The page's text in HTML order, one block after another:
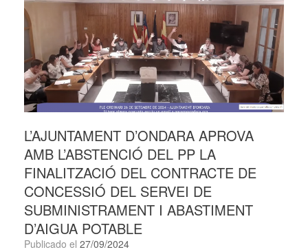
L’AJUNTAMENT D’ONDARA APROVA
AMB L’ABSTENCIÓ DEL PP LA
FINALITZACIÓ DEL CONTRACTE DE
CONCESSIÓ DEL SERVEI DE
SUBMINISTRAMENT I ABASTIMENT
D’AIGUA POTABLE
Publicado el 27/09/2024